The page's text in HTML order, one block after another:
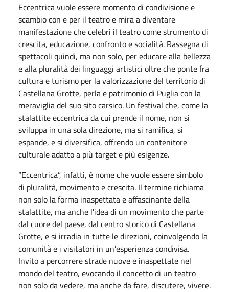
Eccentrica vuole essere momento di condivisione e
scambio con e per il teatro e mira a diventare
manifestazione che celebri il teatro come strumento di
crescita, educazione, confronto e socialità. Rassegna di
spettacoli quindi, ma non solo, per educare alla bellezza
e alla pluralità dei linguaggi artistici oltre che ponte fra
cultura e turismo per la valorizzazione del territorio di
Castellana Grotte, perla e patrimonio di Puglia con la
meraviglia del suo sito carsico. Un festival che, come la
stalattite eccentrica da cui prende il nome, non si
sviluppa in una sola direzione, ma si ramifica, si
espande, e si diversifica, offrendo un contenitore
culturale adatto a più target e più esigenze.
“Eccentrica”, infatti, è nome che vuole essere simbolo
di pluralità, movimento e crescita. Il termine richiama
non solo la forma inaspettata e affascinante della
stalattite, ma anche l'idea di un movimento che parte
dal cuore del paese, dal centro storico di Castellana
Grotte, e si irradia in tutte le direzioni, coinvolgendo la
comunità e i visitatori in un’esperienza condivisa.
Invito a percorrere strade nuove e inaspettate nel
mondo del teatro, evocando il concetto di un teatro
non solo da vedere, ma anche da fare, discutere, vivere.